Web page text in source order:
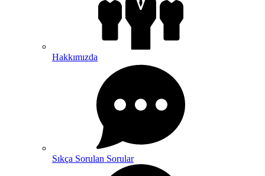
Hakkımızda
Sıkça Sorulan Sorular